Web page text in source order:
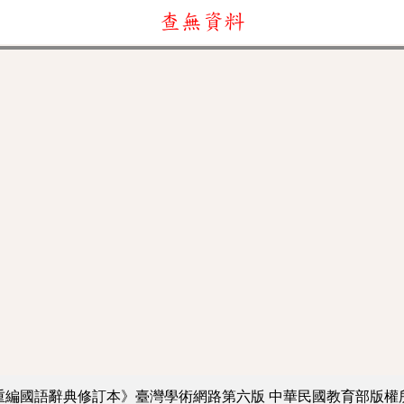
查無資料
編國語辭典修訂本》臺灣學術網路第六版 中華民國教育部版權